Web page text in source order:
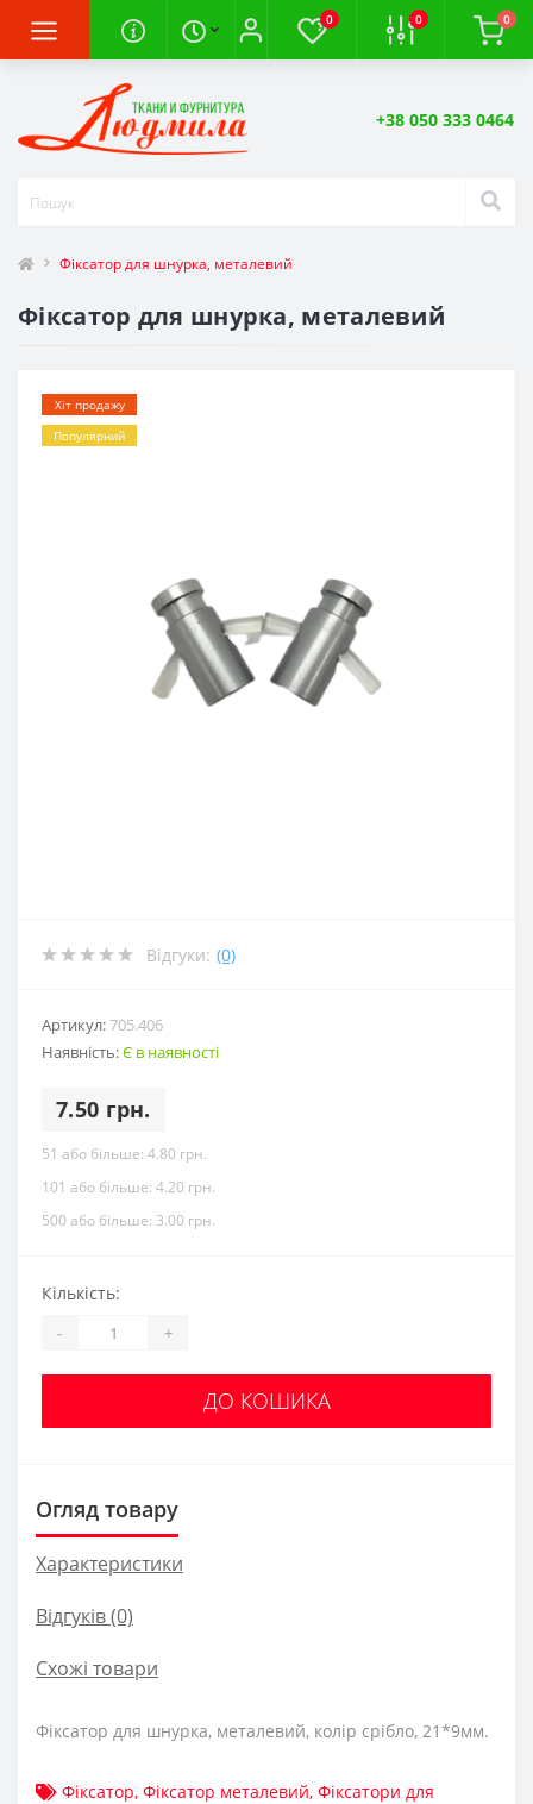
0 0 0
+38 050 333 0464
Фіксатор для шнурка, металевий
Фіксатор для шнурка, металевий
Хіт продажу
Популярний
Відгуки: (0)
Артикул:705.406
Наявність:Є в наявності
7.50 грн.
51 або більше: 4.80 грн.
101 або більше: 4.20 грн.
500 або більше: 3.00 грн.
Кількість:
- +
ДО КОШИКА
Огляд товару
Характеристики
Відгуків (0)
Схожі товари
Фіксатор для шнурка, металевий, колір срібло, 21*9мм.
Фіксатор, Фіксатор металевий, Фіксатори для